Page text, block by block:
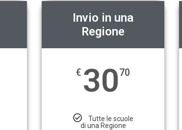
Invio in una
Regione
€ 3070
Tutte le scuole
di una Regione